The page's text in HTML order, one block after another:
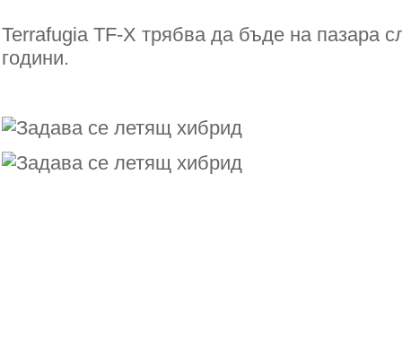
Terrafugia TF-X трябва да бъде на пазара
години.